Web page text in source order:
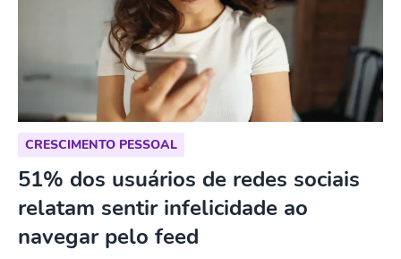
CRESCIMENTO PESSOAL
51% dos usuários de redes sociais
relatam sentir infelicidade ao
navegar pelo feed